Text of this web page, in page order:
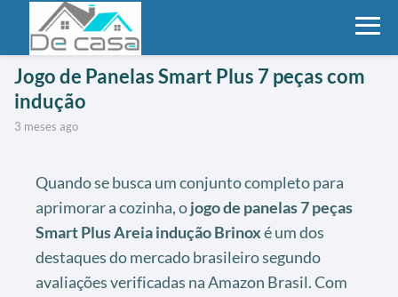
Jogo de Panelas Smart Plus 7 peças com
indução
3 meses ago
Quando se busca um conjunto completo para
aprimorar a cozinha, ojogo de panelas 7 peças
Smart Plus Areia indução Brinoxé um dos
destaques do mercado brasileiro segundo
avaliações verificadas na Amazon Brasil. Com